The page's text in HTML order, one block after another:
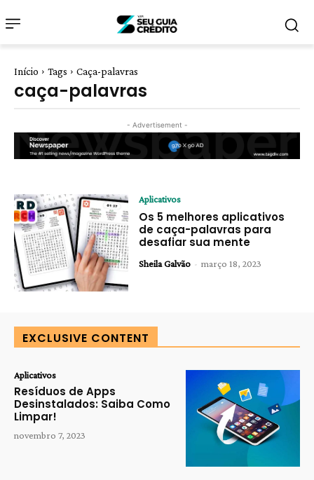
Início Tags Caça-palavras
caça-palavras
- Advertisement -
Aplicativos
Os 5 melhores aplicativos
de caça-palavras para
desafiar sua mente
Sheila Galvão - março 18, 2023
EXCLUSIVE CONTENT
Aplicativos
Resíduos de Apps
Desinstalados: Saiba Como
Limpar!
novembro 7, 2023